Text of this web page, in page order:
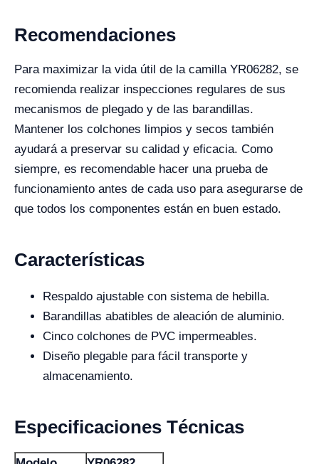
Recomendaciones
Para maximizar la vida útil de la camilla YR06282, se
recomienda realizar inspecciones regulares de sus
mecanismos de plegado y de las barandillas.
Mantener los colchones limpios y secos también
ayudará a preservar su calidad y eficacia. Como
siempre, es recomendable hacer una prueba de
funcionamiento antes de cada uso para asegurarse de
que todos los componentes están en buen estado.
Características
Respaldo ajustable con sistema de hebilla.
Barandillas abatibles de aleación de aluminio.
Cinco colchones de PVC impermeables.
Diseño plegable para fácil transporte y
almacenamiento.
Especificaciones Técnicas